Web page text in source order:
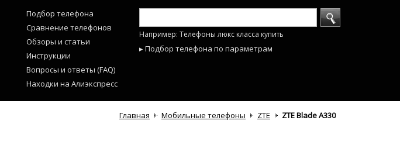
Подбор телефона
Сравнение телефонов
Обзоры и статьи
Инструкции
Вопросы и ответы (FAQ)
Находки на Алиэкспресс
Например: Телефоны люкс класса купить
▸ Подбор телефона по параметрам
Главная Мобильные телефоны ZTE ZTE Blade A330